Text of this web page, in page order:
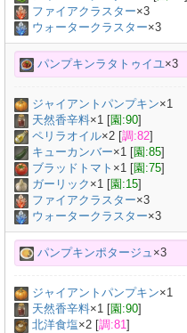
ファイアクラスター×3
ウォータークラスター×3
パンプキンラタトゥイユ×3
ジャイアントパンプキン×1
天然香辛料×1 [園:90]
ペリラオイル×2 [調:82]
キューカンバー×1 [園:85]
ブラッドトマト ×1 [園:75]
ガーリック ×1 [園:15]
ファイアクラスター×3
ウォータークラスター×3
パンプキンポタージュ ×3
ジャイアントパンプキン×1
天然香辛料×1 [園:90]
北洋食塩×2 [調:81]